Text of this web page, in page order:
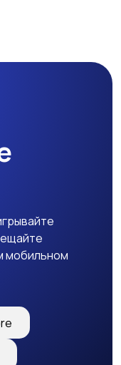
питание
мобильном